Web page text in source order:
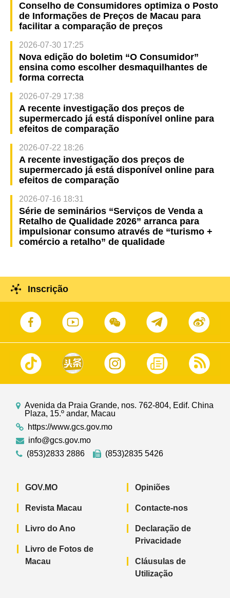
Conselho de Consumidores optimiza o Posto
de Informações de Preços de Macau para
facilitar a comparação de preços
2026-07-30 17:25
Nova edição do boletim “O Consumidor”
ensina como escolher desmaquilhantes de
forma correcta
2026-07-29 17:38
A recente investigação dos preços de
supermercado já está disponível online para
efeitos de comparação
2026-07-22 18:26
A recente investigação dos preços de
supermercado já está disponível online para
efeitos de comparação
2026-07-16 18:31
Série de seminários “Serviços de Venda a
Retalho de Qualidade 2026” arranca para
impulsionar consumo através de “turismo +
comércio a retalho” de qualidade
Inscrição
Avenida da Praia Grande, nos. 762-804, Edif. China
Plaza, 15.º andar, Macau
https://www.gcs.gov.mo
info@gcs.gov.mo
(853)2833 2886
(853)2835 5426
GOV.MO
Revista Macau
Livro do Ano
Livro de Fotos de
Macau
Opiniões
Contacte-nos
Declaração de
Privacidade
Cláusulas de
Utilização